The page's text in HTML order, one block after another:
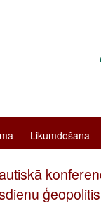
Likumdošana